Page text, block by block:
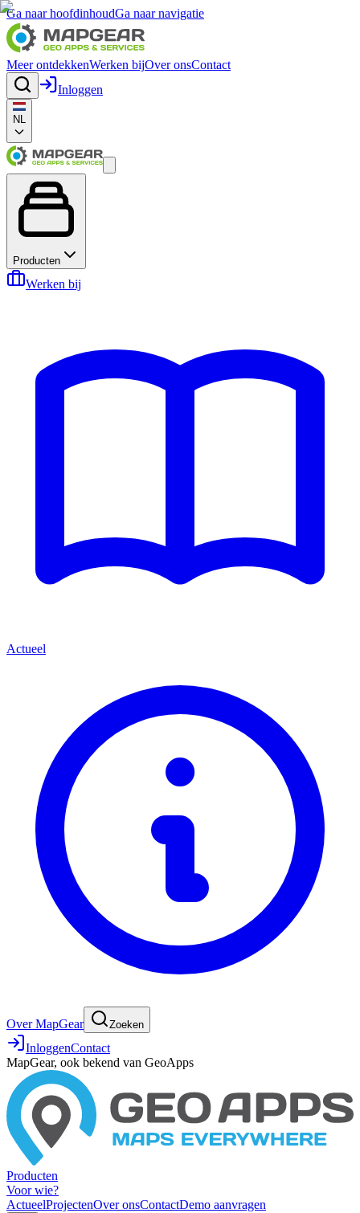
Ga naar hoofdinhoudGa naar navigatie
Meer ontdekkenWerken bijOver onsContact
Inloggen
NL
Producten
Werken bij
Actueel
Over MapGear Zoeken
InloggenContact
MapGear, ook bekend van GeoApps
Producten
Voor wie?
ActueelProjectenOver onsContactDemo aanvragen